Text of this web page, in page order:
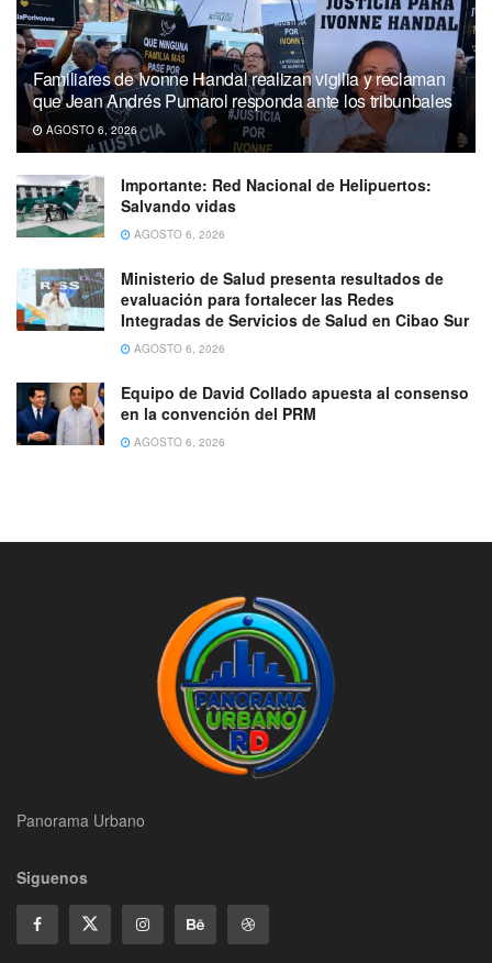
Familiares de Ivonne Handal realizan vigilia y reclaman
que Jean Andrés Pumarol responda ante los tribunbales
AGOSTO 6, 2026
Importante: Red Nacional de Helipuertos:
Salvando vidas
AGOSTO 6, 2026
Ministerio de Salud presenta resultados de
evaluación para fortalecer las Redes
Integradas de Servicios de Salud en Cibao Sur
AGOSTO 6, 2026
Equipo de David Collado apuesta al consenso
en la convención del PRM
AGOSTO 6, 2026
Panorama Urbano
Siguenos